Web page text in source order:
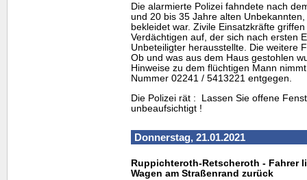
Die alarmierte Polizei fahndete nach
und 20 bis 35 Jahre alten
bekleidet war. Zivile Einsatzkräfte
Verdächtigen auf, der sich nach ersten
Unbeteiligter herausstellte. Die weitere
Ob und was aus dem Haus gestohlen
Hinweise zu dem flüchtigen Mann
Nummer 02241 / 5413221 entgegen.
Die Polizei rät : Lassen Sie offene
unbeaufsichtigt !
Donnerstag, 21.01.2021
Ruppichteroth-Retscheroth - Fahrer
Wagen am Straßenrand zurück